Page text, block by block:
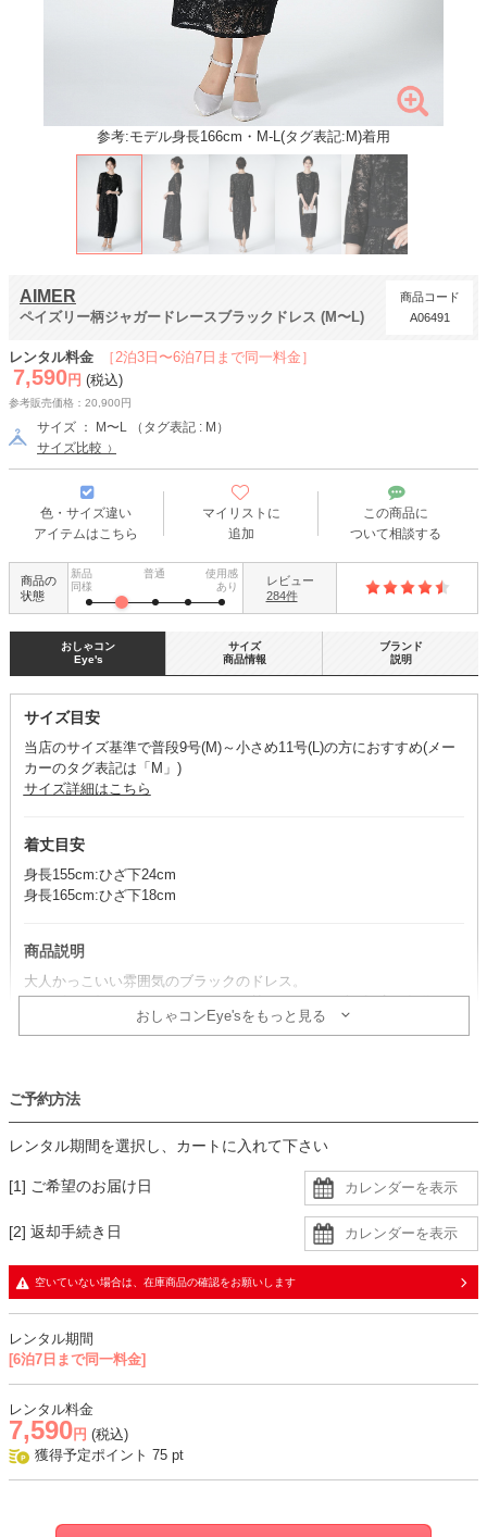
参考:モデル身長166cm・M-L(タグ表記:M)着用
AIMER
ペイズリー柄ジャガードレースブラックドレス (M〜L)
商品コード
A06491
［2泊3日〜6泊7日まで同一料金］
レンタル料金
7,590 円 (税込)
参考販売価格：20,900円
サイズ ： M〜L （タグ表記 : M）
サイズ比較
色・サイズ違い
アイテムはこちら
マイリストに
追加
この商品に
ついて相談する
商品の
状態
新品
同様
普通
使用感
あり
レビュー
284件
おしゃコン
Eye's
サイズ目安
当店のサイズ基準で普段9号(M)～小さめ11号(L)の方におすすめ(メー
カーのタグ表記は「M」)
サイズ詳細はこちら
着丈目安
身長155cm:ひざ下24cm
身長165cm:ひざ下18cm
商品説明
大人かっこいい雰囲気のブラックのドレス。
ペイズリー柄のジャガードレースは甘くなりすぎず、幅広い年代にお
すすめの一着です。おしゃコンEye'sをもっと見る
明るい小物を合わせるのがおすすめ。
引き立ちます。
・ジャガードレースにカーキ裏地の二枚重ねで、袖に透け感あり
おすすめシーン
ど
サイズ
商品情報
ブランド
説明
ご予約方法
レンタル期間を選択し、カートに入れて下さい
[1] ご希望のお届け日
[2] 返却手続き日
空いていない場合は、在庫商品の確認をお願いします
レンタル期間
[6泊7日まで同一料金]
レンタル料金
7,590 円 (税込)
獲得予定ポイント 75 pt